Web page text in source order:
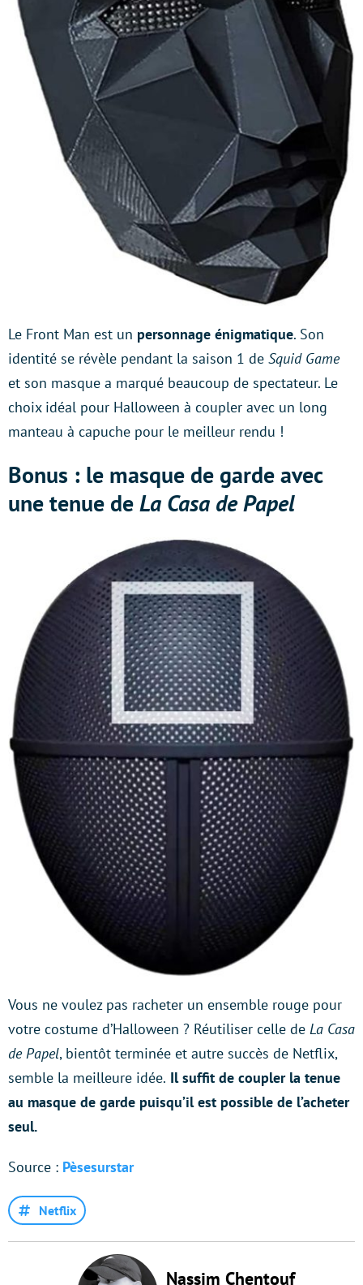
Le Front Man est un personnage énigmatique. Son
identité se révèle pendant la saison 1 de Squid Game
et son masque a marqué beaucoup de spectateur. Le
choix idéal pour Halloween à coupler avec un long
manteau à capuche pour le meilleur rendu !
Bonus : le masque de garde avec
une tenue deLa Casa de Papel
Vous ne voulez pas racheter un ensemble rouge pour
votre costume d’Halloween ? Réutiliser celle de La Casa
de Papel, bientôt terminée et autre succès de Netflix,
semble la meilleure idée. Il suffit de coupler la tenue
au masque de garde puisqu’il est possible de l’acheter
seul.
Source : Pèsesurstar
Netflix
Nassim Chentouf